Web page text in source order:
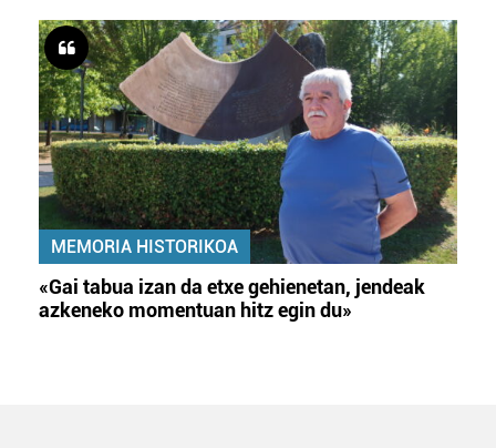
MEMORIA HISTORIKOA
«Gai tabua izan da etxe gehienetan, jendeak
azkeneko momentuan hitz egin du»